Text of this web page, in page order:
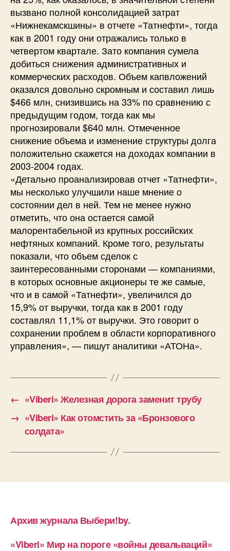
вызвано полной консолидацией затрат
«Нижнекамскшины» в отчете «Татнефти», тогда
как в 2001 году они отражались только в
четвертом квартале. Зато компания сумела
добиться снижения административных и
коммерческих расходов. Объем капвложений
оказался довольно скромным и составил лишь
$466 млн, снизившись на 33% по сравнению с
предыдущим годом, тогда как мы
прогнозировали $640 млн. Отмеченное
снижение объема и изменение структуры долга
положительно скажется на доходах компании в
2003-2004 годах.
«Детально проанализировав отчет «Татнефти»,
мы несколько улучшили наше мнение о
состоянии дел в ней. Тем не менее нужно
отметить, что она остается самой
малорентабельной из крупных российских
нефтяных компаний. Кроме того, результаты
показали, что объем сделок с
заинтересованными сторонами — компаниями,
в которых основные акционеры те же самые,
что и в самой «Татнефти», увеличился до
15,9% от выручки, тогда как в 2001 году
составлял 11,1% от выручки. Это говорит о
сохранении проблем в области корпоративного
управления», — пишут аналитики «АТОНа».
← «Viberi» Железная дорога заменит трубу
→ «Viberi» Как отомстить за «Бронзового
солдата»
Архив журнала Выбери!by.
«Viberi» Мир на пороге «войны девальваций»